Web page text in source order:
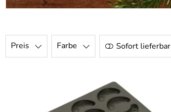
Preis Farbe Sofort lieferbar